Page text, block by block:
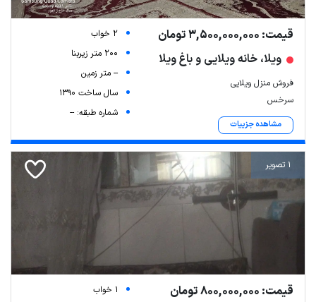
قیمت: 3,500,000,000 تومان
ویلا، خانه ویلایی و باغ ویلا
فروش منزل ویلایی
سرخس
مشاهده جزییات
2 خواب
200 متر زیربنا
-- متر زمین
سال ساخت 1390
شماره طبقه: --
1 تصویر
قیمت: 800,000,000 تومان
1 خواب